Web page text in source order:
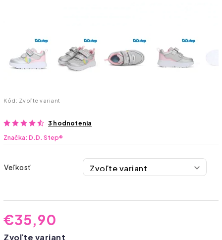
Kód: Zvoľte variant
3 hodnotenia
Značka:D.D. Step®
Veľkosť
€35,90
Zvoľte variant